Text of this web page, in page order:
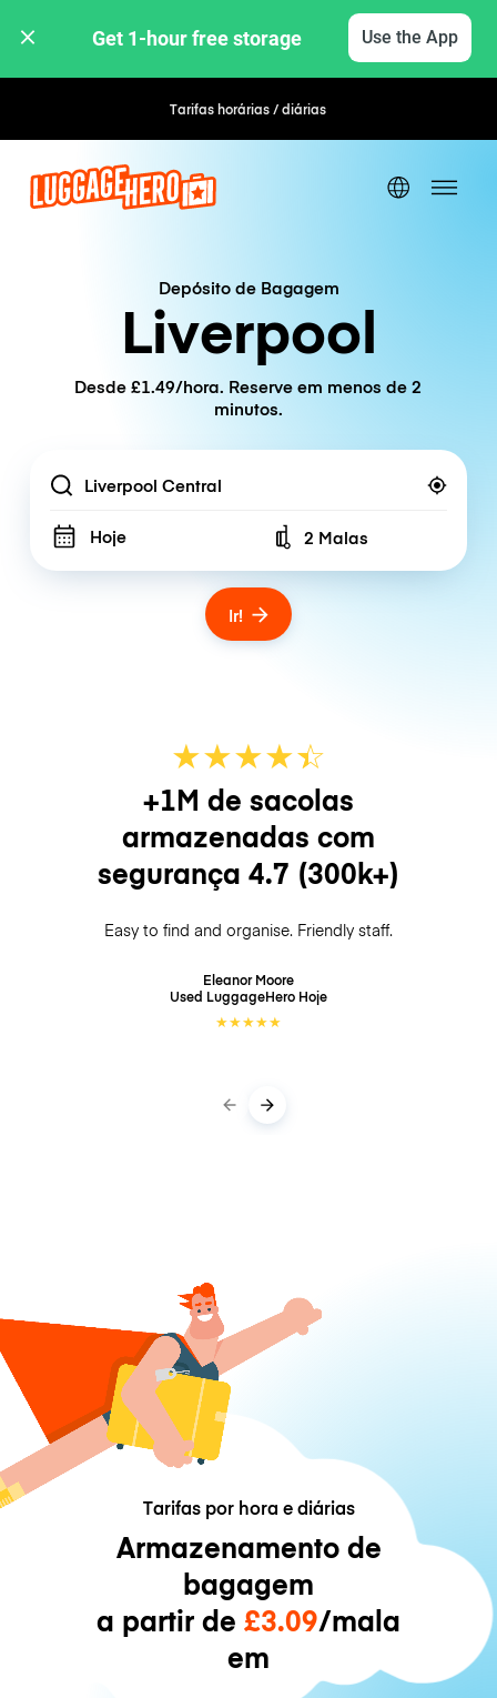
Get 1-hour free storage Use the App
Tarifas horárias / diárias
Depósito de Bagagem
Liverpool
Desde £1.49/hora. Reserve em menos de 2
minutos.
Location
Hoje Number of bags
2 Malas
Ir!
★★★★☆
★
+1M de sacolas
armazenadas com
segurança 4.7 (300k+)
Easy to find and organise. Friendly staff.
Eleanor Moore
Used LuggageHero Hoje
★★★★★
Tarifas por hora e diárias
Armazenamento de
bagagem
a partir de £3.09/mala
em